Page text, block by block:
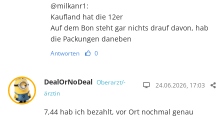
@milkanr1:
Kaufland hat die 12er
Auf dem Bon steht gar nichts drauf davon, hab
die Packungen daneben
Antworten 0
DealOrNoDeal Oberarzt/-
ärztin
24.06.2026, 17:03
7,44 hab ich bezahlt, vor Ort nochmal genau